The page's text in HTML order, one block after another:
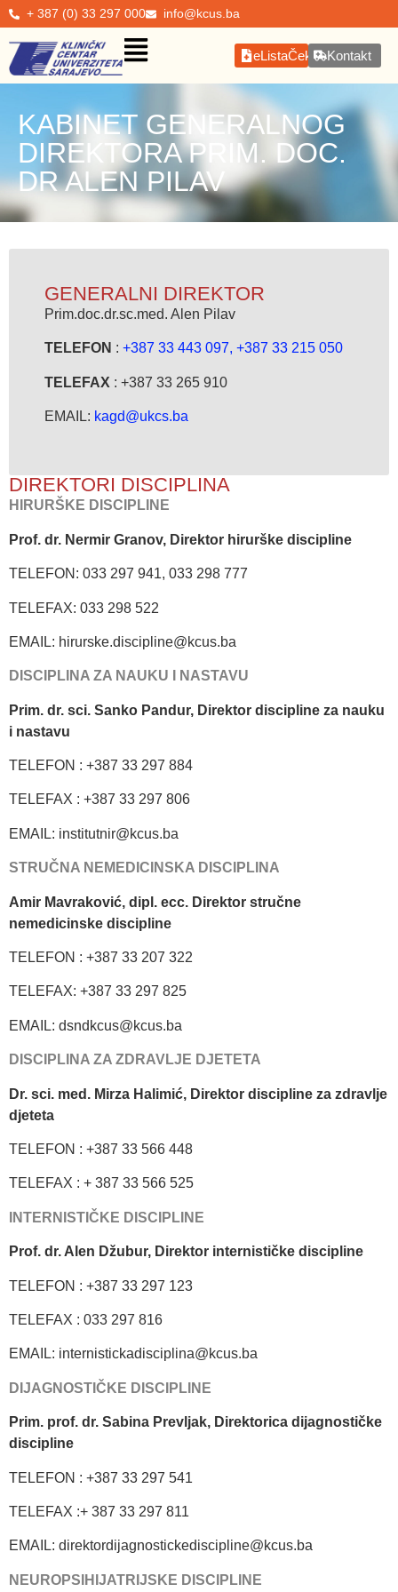
+ 387 (0) 33 297 000 info@kcus.ba
eListaČekanjaKontakt
KABINET GENERALNOG
DIREKTORA PRIM. DOC.
DR ALEN PILAV
GENERALNI DIREKTOR
Prim.doc.dr.sc.med. Alen Pilav
TELEFON : +387 33 443 097, +387 33 215 050
TELEFAX : +387 33 265 910
EMAIL: kagd@ukcs.ba
DIREKTORI DISCIPLINA
HIRURŠKE DISCIPLINE
Prof. dr. Nermir Granov, Direktor hirurške discipline
TELEFON: 033 297 941, 033 298 777
TELEFAX: 033 298 522
EMAIL: hirurske.discipline@kcus.ba
DISCIPLINA ZA NAUKU I NASTAVU
Prim. dr. sci. Sanko Pandur, Direktor discipline za nauku
i nastavu
TELEFON : +387 33 297 884
TELEFAX : +387 33 297 806
EMAIL: institutnir@kcus.ba
STRUČNA NEMEDICINSKA DISCIPLINA
Amir Mavraković, dipl. ecc. Direktor stručne
nemedicinske discipline
TELEFON : +387 33 207 322
TELEFAX: +387 33 297 825
EMAIL: dsndkcus@kcus.ba
DISCIPLINA ZA ZDRAVLJE DJETETA
Dr. sci. med. Mirza Halimić, Direktor discipline za zdravlje
djeteta
TELEFON : +387 33 566 448
TELEFAX : + 387 33 566 525
INTERNISTIČKE DISCIPLINE
Prof. dr. Alen Džubur, Direktor internističke discipline
TELEFON : +387 33 297 123
TELEFAX : 033 297 816
EMAIL: internistickadisciplina@kcus.ba
DIJAGNOSTIČKE DISCIPLINE
Prim. prof. dr. Sabina Prevljak, Direktorica dijagnostičke
discipline
TELEFON : +387 33 297 541
TELEFAX :+ 387 33 297 811
EMAIL: direktordijagnostickediscipline@kcus.ba
NEUROPSIHIJATRIJSKE DISCIPLINE